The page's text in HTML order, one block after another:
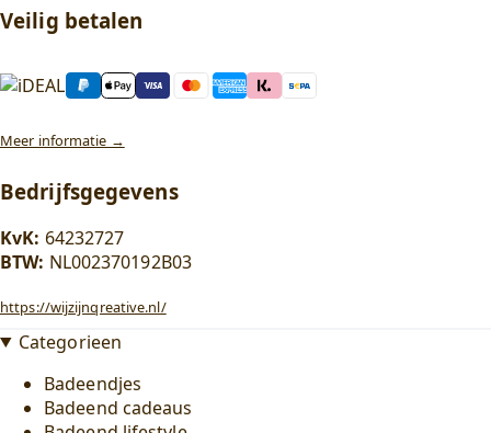
Veilig betalen
Meer informatie →
Bedrijfsgegevens
KvK: 64232727
BTW: NL002370192B03
https://wijzijnqreative.nl/
Categorieen
Badeendjes
Badeend cadeaus